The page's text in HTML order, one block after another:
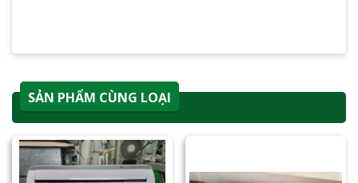
SẢN PHẨM CÙNG LOẠI